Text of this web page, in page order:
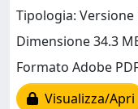
Tipologia:
Dimensione 34.3
Formato Adobe
Visualizza/Apri